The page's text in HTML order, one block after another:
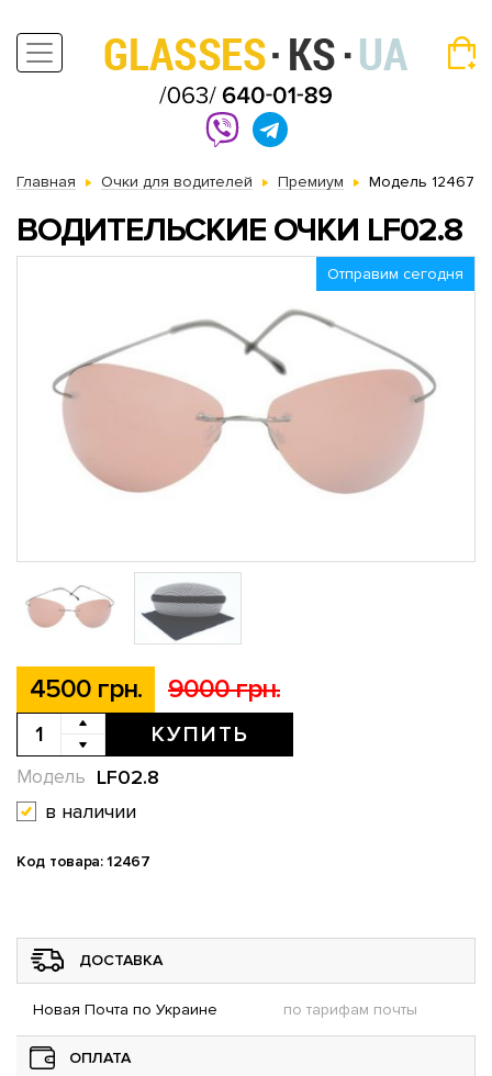
Главная Очки для водителей Премиум Модель 12467
ВОДИТЕЛЬСКИЕ ОЧКИ LF02.8
Отправим сегодня
4500 грн. 9000 грн.
КУПИТЬ
LF02.8
Модель
в наличии
Код товара: 12467
ДОСТАВКА
Новая Почта по Украине по тарифам почты
ОПЛАТА